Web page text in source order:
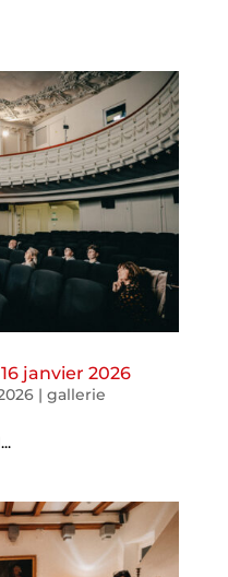
janvier 2026
| gallerie